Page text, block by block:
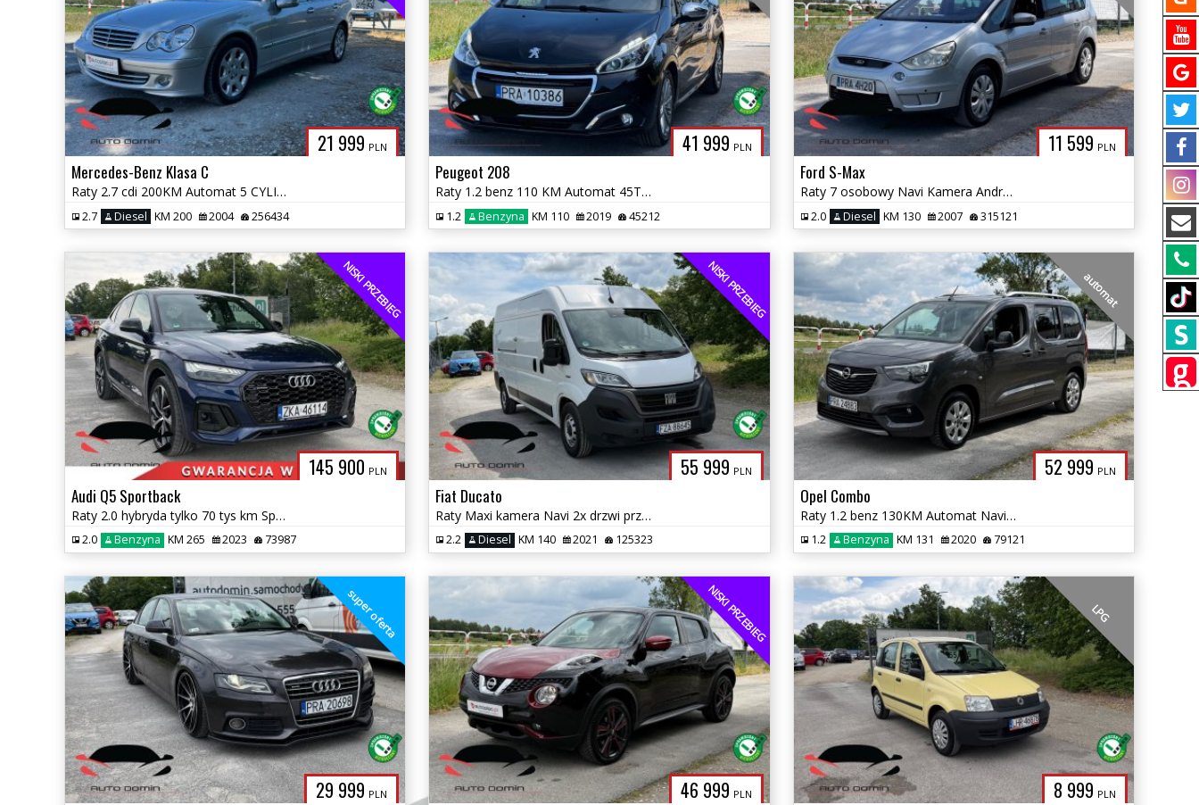
21 999 PLN
Mercedes-Benz Klasa C
Raty 2.7 cdi 200KM Automat 5 CYLINDRÓW Klimatronic bez korozji
2.7 Diesel KM 200 2004 256434
41 999 PLN
Peugeot 208
Raty 1.2 benz 110 KM Automat 45Tys km automat Panorama Navi Gwarancja
1.2 Benzyna KM 110 2019 45212
11 599 PLN
Ford S-Max
Raty 7 osobowy Navi Kamera Android 2 komplety opon 2.0 tdci Zarej w PL
2.0 Diesel KM 130 2007 315121
145 900 PLN
NISKI PRZEBIEG
Audi Q5 Sportback
Raty 2.0 hybryda tylko 70 tys km Sportback Automat S-line Gwarancja
2.0 Benzyna KM 265 2023 73987
55 999 PLN
NISKI PRZEBIEG
Fiat Ducato
Raty Maxi kamera Navi 2x drzwi przesuwne klima 125tys km Gwarancja
2.2 Diesel KM 140 2021 125323
52 999 PLN
automat
Opel Combo
Raty 1.2 benz 130KM Automat Navi 5 osobowy Tablet Serwis Nowy rozrząd
1.2 Benzyna KM 131 2020 79121
29 999 PLN
super oferta
46 999 PLN
NISKI PRZEBIEG
8 999 PLN
LPG